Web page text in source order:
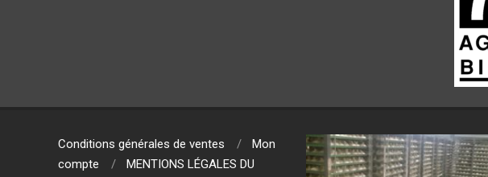
Conditions générales de ventes
Mon
compte
MENTIONS LÉGALES DU